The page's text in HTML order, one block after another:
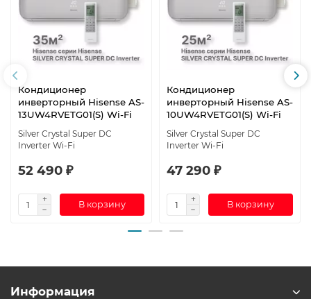
Кондиционер
инверторный Hisense AS-
13UW4RVETG01(S) Wi-Fi
Silver Crystal Super DC
Inverter Wi-Fi
52 490 ₽
В корзину
Кондиционер
инверторный Hisense AS-
10UW4RVETG01(S) Wi-Fi
Silver Crystal Super DC
Inverter Wi-Fi
47 290 ₽
В корзину
Информация